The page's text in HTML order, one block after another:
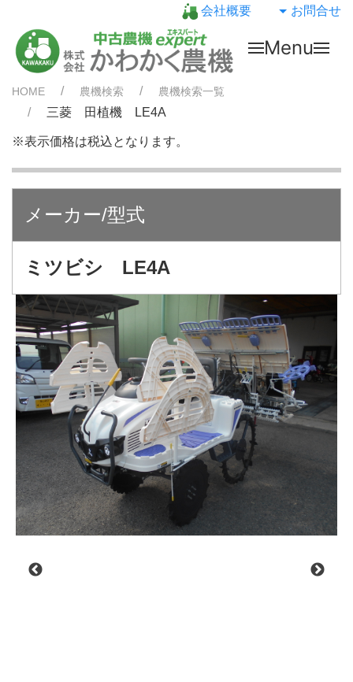
会社概要 お問合せ
Menu
HOME 農機検索 農機検索一覧
三菱 田植機 LE4A
※表示価格は税込となります。
メーカー/型式
ミツビシ LE4A